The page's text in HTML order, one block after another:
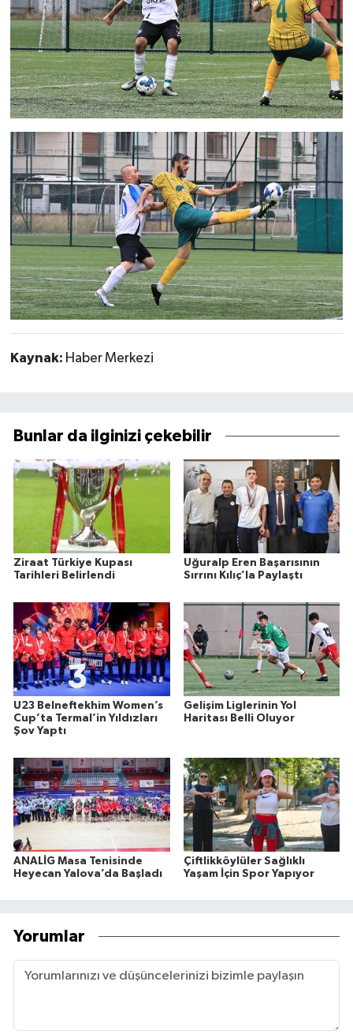
Kaynak: Haber Merkezi
Bunlar da ilginizi çekebilir
Ziraat Türkiye Kupası
Tarihleri Belirlendi
Uğuralp Eren Başarısının
Sırrını Kılıç’la Paylaştı
U23 Belneftekhim Women’s
Cup’ta Termal’in Yıldızları
Şov Yaptı
Gelişim Liglerinin Yol
Haritası Belli Oluyor
ANALİG Masa Tenisinde
Heyecan Yalova’da Başladı
Çiftlikköylüler Sağlıklı
Yaşam İçin Spor Yapıyor
Yorumlar